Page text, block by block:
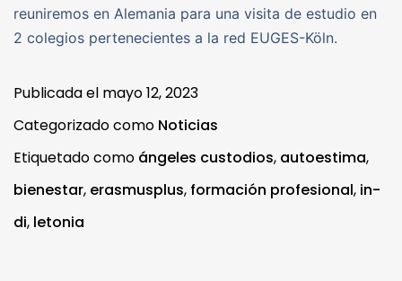
reuniremos en Alemania para una visita de estudio en
2 colegios pertenecientes a la red EUGES-Köln.
Publicada el mayo 12, 2023
Categorizado como Noticias
Etiquetado como ángeles custodios, autoestima,
bienestar, erasmusplus, formación profesional, in-
di, letonia